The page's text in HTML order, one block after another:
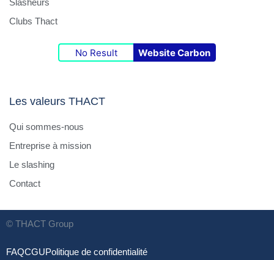
Slasheurs
Clubs Thact
No Result Website Carbon
Les valeurs THACT
Qui sommes-nous
Entreprise à mission
Le slashing
Contact
© THACT Group
FAQCGUPolitique de confidentialité